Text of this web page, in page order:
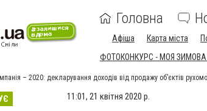
Головна
Афіша Карта міста
ФОТОКОНКУРС - МОЯ
– 2020: декларування доходів від продажу об’єктів
11:01, 21 квітня 2020 р.